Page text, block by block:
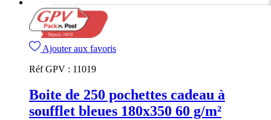
Ajouter aux favoris
Réf GPV : 11019
Boite de 250 pochettes cadeau à
soufflet bleues 180x350 60 g/m²